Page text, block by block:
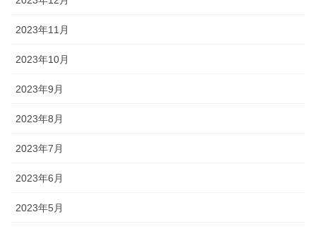
2023年11月
2023年10月
2023年9月
2023年8月
2023年7月
2023年6月
2023年5月